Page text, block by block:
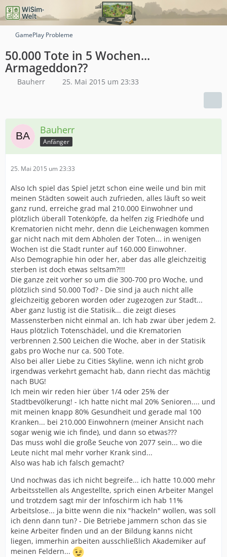
GamePlay Probleme
50.000 Tote in 5 Wochen...
Armageddon??
Bauherr 25. Mai 2015 um 23:33
Bauherr
Anfänger
25. Mai 2015 um 23:33
Also Ich spiel das Spiel jetzt schon eine weile und bin mit
meinen Städten soweit auch zufrieden, alles läuft so weit
ganz rund, erreiche grad mal 210.000 Einwohner und
plötzlich überall Totenköpfe, da helfen zig Friedhöfe und
Krematorien nicht mehr, denn die Leichenwagen kommen
gar nicht nach mit dem Abholen der Toten... in wenigen
Wochen ist die Stadt runter auf 160.000 Einwohner.
Also Demographie hin oder her, aber das alle gleichzeitig
sterben ist doch etwas seltsam?!!!
Die ganze zeit vorher so um die 300-700 pro Woche, und
plötzlich sind 50.000 Tod? - Die sind ja auch nicht alle
gleichzeitig geboren worden oder zugezogen zur Stadt...
Aber ganz lustig ist die Statisik... die zeigt dieses
Massensterben nicht einmal an. Ich hab zwar über jedem 2.
Haus plötzlich Totenschädel, und die Krematorien
verbrennen 2.500 Leichen die Woche, aber in der Statisik
gabs pro Woche nur ca. 500 Tote.
Also bei aller Liebe zu Cities Skyline, wenn ich nicht grob
irgendwas verkehrt gemacht hab, dann riecht das mächtig
nach BUG!
Ich mein wir reden hier über 1/4 oder 25% der
Stadtbevölkerung! - Ich hatte nicht mal 20% Senioren.... und
mit meinen knapp 80% Gesundheit und gerade mal 100
Kranken... bei 210.000 Einwohnern (meiner Ansicht nach
sogar wenig wie ich finde), und dann so etwas???
Das muss wohl die große Seuche von 2077 sein... wo die
Leute nicht mal mehr vorher Krank sind...
Also was hab ich falsch gemacht?
Und nochwas das ich nicht begreife... ich hatte 10.000 mehr
Arbeitsstellen als Angestellte, sprich einen Arbeiter Mangel
und trotzdem sagt mir der Infoschirm ich hab 11%
Arbeitslose... ja bitte wenn die nix "hackeln" wollen, was soll
ich denn dann tun? - Die Betriebe jammern schon das sie
keine Arbeiter finden und an der Bildung kanns nicht
liegen, immerhin arbeiten ausschließlich Akademiker auf
meinen Feldern...